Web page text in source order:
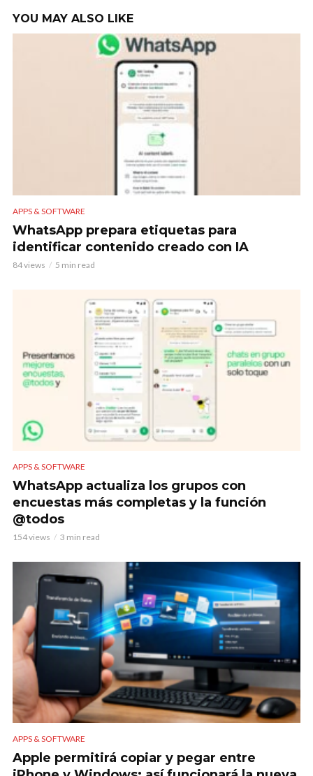
YOU MAY ALSO LIKE
APPS & SOFTWARE
WhatsApp prepara etiquetas para
identificar contenido creado con IA
84 views 5 min read
APPS & SOFTWARE
WhatsApp actualiza los grupos con
encuestas más completas y la función
@todos
154 views 3 min read
APPS & SOFTWARE
Apple permitirá copiar y pegar entre